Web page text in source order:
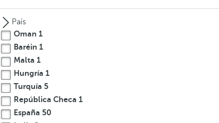
País
Oman 1
Baréin 1
Malta 1
Hungría 1
Turquía 5
República Checa 1
España 50